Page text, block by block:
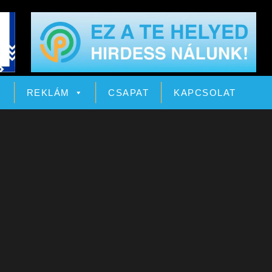
REKLÁM CSAPAT KAPCSOLAT